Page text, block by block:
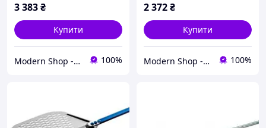
3 383₴
Купити
Modern Shop - посуд, товари для дому та активного відпочинку 100%
2 372₴
Купити
Modern Shop - посуд, товари для дому та активного відпочинку 100%